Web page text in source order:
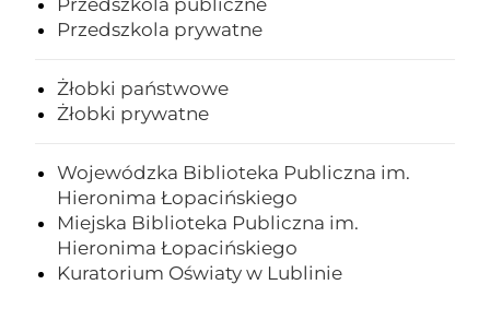
Przedszkola publiczne
Przedszkola prywatne
Żłobki państwowe
Żłobki prywatne
Wojewódzka Biblioteka Publiczna im.
Hieronima Łopacińskiego
Miejska Biblioteka Publiczna im.
Hieronima Łopacińskiego
Kuratorium Oświaty w Lublinie